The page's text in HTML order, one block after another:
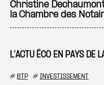
L’ACTU ÉCO EN PAYS DE
# BTP # INVESTISSEMENT
Christine
la Chambre des